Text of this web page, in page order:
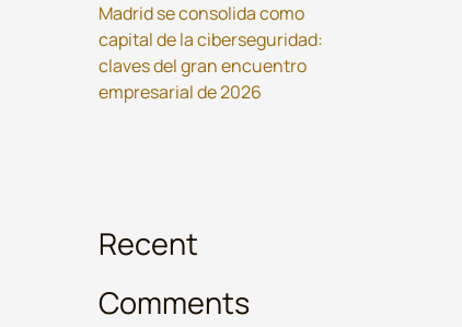
Madrid se consolida como
capital de la ciberseguridad:
claves del gran encuentro
empresarial de 2026
Recent
Comments